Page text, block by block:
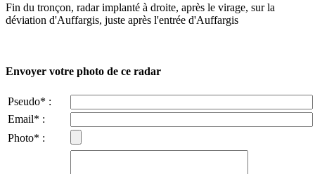
Fin du tronçon, radar implanté à droite, après le virage, sur la
déviation d'Auffargis, juste après l'entrée d'Auffargis
Envoyer votre photo de ce radar
Pseudo* :
Email* :
Photo* :